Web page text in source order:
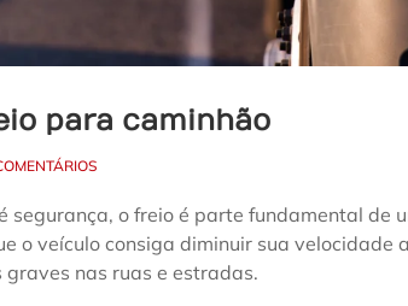
para caminhão
segurança, o freio é parte fundamental de
o veículo consiga diminuir sua velocidade
nas ruas e estradas.